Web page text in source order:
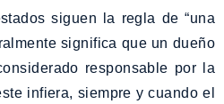
siguen la regla de “una
significa que un dueño
responsable por la
infiera, siempre y cuando el